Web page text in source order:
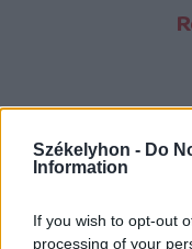
Székelyhon - Do
Information
If you wish to opt-out
processing of your